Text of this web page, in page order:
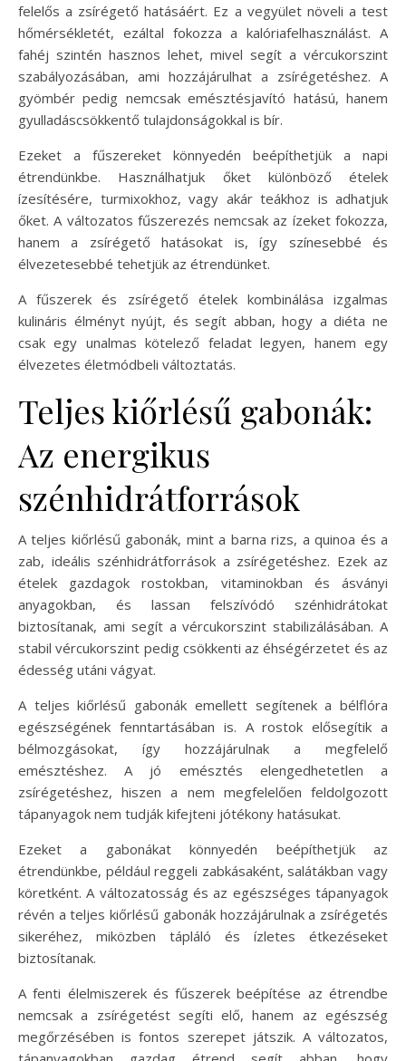
felelős a zsírégető hatásáért. Ez a vegyület növeli a test
hőmérsékletét, ezáltal fokozza a kalóriafelhasználást. A
fahéj szintén hasznos lehet, mivel segít a vércukorszint
szabályozásában, ami hozzájárulhat a zsírégetéshez. A
gyömbér pedig nemcsak emésztésjavító hatású, hanem
gyulladáscsökkentő tulajdonságokkal is bír.
Ezeket a fűszereket könnyedén beépíthetjük a napi
étrendünkbe. Használhatjuk őket különböző ételek
ízesítésére, turmixokhoz, vagy akár teákhoz is adhatjuk
őket. A változatos fűszerezés nemcsak az ízeket fokozza,
hanem a zsírégető hatásokat is, így színesebbé és
élvezetesebbé tehetjük az étrendünket.
A fűszerek és zsírégető ételek kombinálása izgalmas
kulináris élményt nyújt, és segít abban, hogy a diéta ne
csak egy unalmas kötelező feladat legyen, hanem egy
élvezetes életmódbeli változtatás.
Teljes kiőrlésű gabonák:
Az energikus
szénhidrátforrások
A teljes kiőrlésű gabonák, mint a barna rizs, a quinoa és a
zab, ideális szénhidrátforrások a zsírégetéshez. Ezek az
ételek gazdagok rostokban, vitaminokban és ásványi
anyagokban, és lassan felszívódó szénhidrátokat
biztosítanak, ami segít a vércukorszint stabilizálásában. A
stabil vércukorszint pedig csökkenti az éhségérzetet és az
édesség utáni vágyat.
A teljes kiőrlésű gabonák emellett segítenek a bélflóra
egészségének fenntartásában is. A rostok elősegítik a
bélmozgásokat, így hozzájárulnak a megfelelő
emésztéshez. A jó emésztés elengedhetetlen a
zsírégetéshez, hiszen a nem megfelelően feldolgozott
tápanyagok nem tudják kifejteni jótékony hatásukat.
Ezeket a gabonákat könnyedén beépíthetjük az
étrendünkbe, például reggeli zabkásaként, salátákban vagy
köretként. A változatosság és az egészséges tápanyagok
révén a teljes kiőrlésű gabonák hozzájárulnak a zsírégetés
sikeréhez, miközben tápláló és ízletes étkezéseket
biztosítanak.
A fenti élelmiszerek és fűszerek beépítése az étrendbe
nemcsak a zsírégetést segíti elő, hanem az egészség
megőrzésében is fontos szerepet játszik. A változatos,